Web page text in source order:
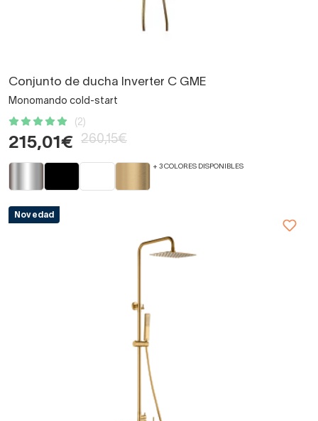
Conjunto de ducha Inverter C GME
Monomando cold-start
(2)
215,01€ 260,15€
+ 3 COLORES DISPONIBLES
Novedad